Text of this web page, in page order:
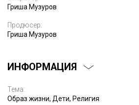
Гриша Музуров
Продюсер:
Гриша Музуров
ИНФОРМАЦИЯ
Тема:
Образ жизни, Дети, Религия